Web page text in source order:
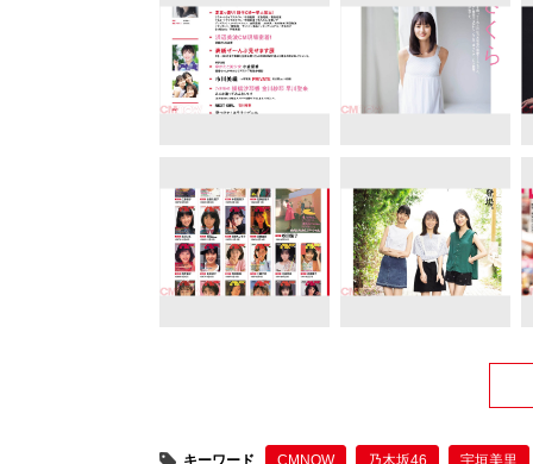
キーワード CMNOW 乃木坂46 宇垣美里